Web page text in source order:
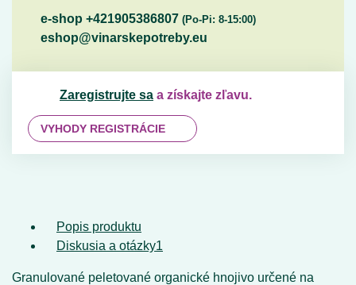
e-shop +421905386807 (Po-Pi: 8-15:00)
eshop@vinarskepotreby.eu
Zaregistrujte sa a získajte zľavu.
VYHODY REGISTRÁCIE
Popis produktu
Diskusia a otázky1
Granulované peletované organické hnojivo určené na